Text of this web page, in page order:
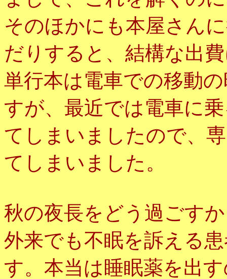
そのほかにも本屋さん
だりすると、結構な出
単行本は電車での移動
すが、最近では電車に
てしまいましたので、
てしまいました。
秋の夜長をどう過ごす
外来でも不眠を訴える
す。本当は睡眠薬を出